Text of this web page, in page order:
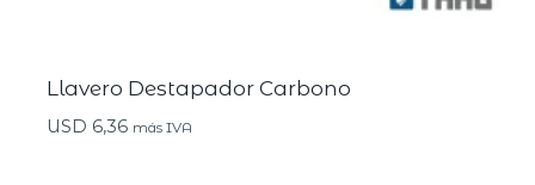
Llavero Destapador Carbono
USD 6,36 más IVA